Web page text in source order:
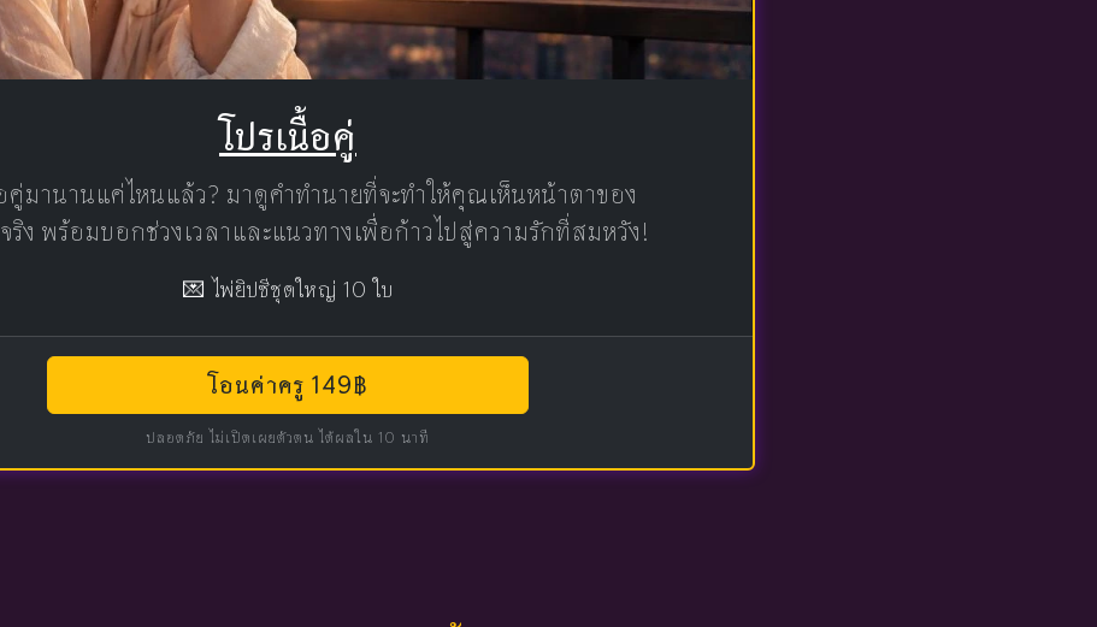
โปรเนื้อคู่
คู่มานานแค่ไหนแล้ว? มาดูคำทำนายที่จะทำให้คุณเห็นหน้าตาของ
ริง พร้อมบอกช่วงเวลาและแนวทางเพื่อก้าวไปสู่ความรักที่สมหวัง!
💌 ไพ่ยิปซีชุดใหญ่ 10 ใบ
โอนค่าครู 149฿
ปลอดภัย ไม่เปิดเผยตัวตน ได้ผลใน 10 นาที